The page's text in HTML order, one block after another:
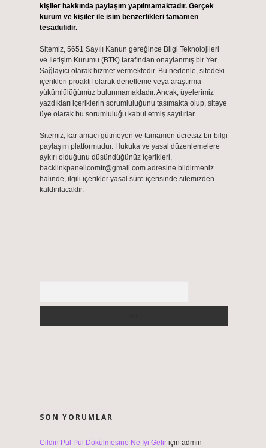
kişiler hakkında paylaşım yapılmamaktadır. Gerçek
kurum ve kişiler ile isim benzerlikleri tamamen
tesadüfidir.
Sitemiz, 5651 Sayılı Kanun gereğince Bilgi Teknolojileri
ve İletişim Kurumu (BTK) tarafından onaylanmış bir Yer
Sağlayıcı olarak hizmet vermektedir. Bu nedenle, sitedeki
içerikleri proaktif olarak denetleme veya araştırma
yükümlülüğümüz bulunmamaktadır. Ancak, üyelerimiz
yazdıkları içeriklerin sorumluluğunu taşımakta olup, siteye
üye olarak bu sorumluluğu kabul etmiş sayılırlar.
Sitemiz, kar amacı gütmeyen ve tamamen ücretsiz bir bilgi
paylaşım platformudur. Hukuka ve yasal düzenlemelere
aykırı olduğunu düşündüğünüz içerikleri,
backlinkpanelicomtr@gmail.comadresine bildirmeniz
halinde, ilgili içerikler yasal süre içerisinde sitemizden
kaldırılacaktır.
SON YORUMLAR
Cildin Pul Pul Dökülmesine Ne Iyi Geliriçin admin